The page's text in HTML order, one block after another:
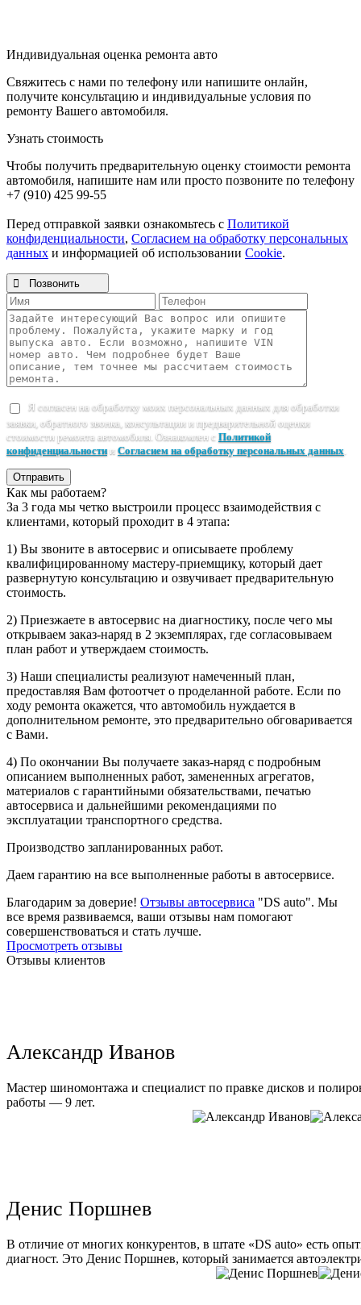
Индивидуальная оценка ремонта авто
Свяжитесь с нами по телефону или напишите онлайн,
получите консультацию и индивидуальные условия по
ремонту Вашего автомобиля.
Узнать стоимость
Чтобы получить предварительную оценку стоимости ремонта
автомобиля, напишите нам или просто позвоните по телефону
+7 (910) 425 99-55
Перед отправкой заявки ознакомьтесь с Политикой
конфиденциальности, Согласием на обработку персональных
данных и информацией об использовании Cookie.
 Позвонить
Я согласен на обработку моих персональных данных для обработки
заявки, обратного звонка, консультации и предварительной оценки
стоимости ремонта автомобиля. Ознакомлен с Политикой
конфиденциальностии Согласием на обработку персональных данных
Отправить
Как мы работаем?
За 3 года мы четко выстроили процесс взаимодействия с
клиентами, который проходит в 4 этапа:
1) Вы звоните в автосервис и описываете проблему
квалифицированному мастеру-приемщику, который дает
развернутую консультацию и озвучивает предварительную
стоимость.
2) Приезжаете в автосервис на диагностику, после чего мы
открываем заказ-наряд в 2 экземплярах, где согласовываем
план работ и утверждаем стоимость.
3) Наши специалисты реализуют намеченный план,
предоставляя Вам фотоотчет о проделанной работе. Если по
ходу ремонта окажется, что автомобиль нуждается в
дополнительном ремонте, это предварительно обговаривается
с Вами.
4) По окончании Вы получаете заказ-наряд с подробным
описанием выполненных работ, замененных агрегатов,
материалов с гарантийными обязательствами, печатью
автосервиса и дальнейшими рекомендациями по
эксплуатации транспортного средства.
Производство запланированных работ.
Даем гарантию на все выполненные работы в автосервисе.
Благодарим за доверие! Отзывы автосервиса "DS auto". Мы
все время развиваемся, ваши отзывы нам помогают
совершенствоваться и стать лучше.
Просмотреть отзывы
Отзывы клиентов
Александр Иванов
Мастер шиномонтажа и специалист по правке дисков и
работы — 9 лет.
Денис Поршнев
В отличие от многих конкурентов, в штате «DS auto» есть
диагност. Это Денис Поршнев, который занимается